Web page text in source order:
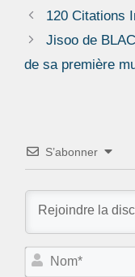
120 Citations
Jisoo de
de sa première
S’abonner